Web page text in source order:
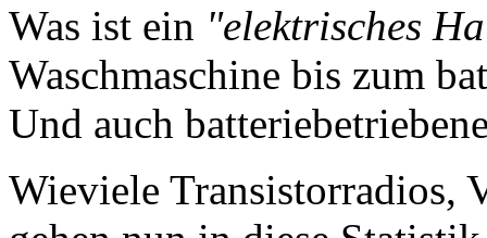
Was ist ein "elektrisches
Waschmaschine bis zum
Und auch
Wieviele Transistorradios,